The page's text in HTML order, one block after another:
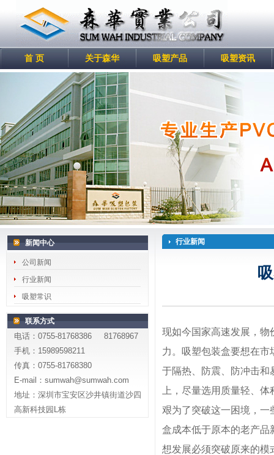
首 页 关于森华 吸塑产品 吸塑资讯
新闻中心
公司新闻
行业新闻
吸塑常识
联系方式
电话：0755-81768386 81768967
手机：15989598211
传真：0755-81768380
E-mail：sumwah@sumwah.com
地址：深圳市宝安区沙井镇街道沙四
高新科技园L栋
行业新闻
现如今国家高速发展，物
力。吸塑包装盒要想在
于隔热、防震、防冲击和
上，尽量选用质量轻、
艰为了突破这一困境，
盒成本低于原本的老产品
想发展必须突破原来的模